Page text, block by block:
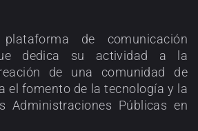
de comunicación
dedica su actividad a la
de una comunidad de
el fomento de la tecnología y la
Administraciones Públicas en